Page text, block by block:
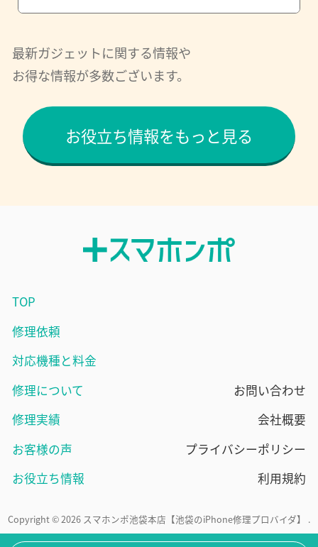
最新ガジェットに関する情報や
お得な情報が多数ございます。
お役立ち情報をもっと見る
TOP
修理依頼
対応機種と料金
修理について
修理実績
お客様の声
お役立ち情報
お問い合わせ
会社概要
プライバシーポリシー
利用規約
Copyright © 2026 スマホンポ池袋本店【池袋のiPhone修理プロバイダ】 .